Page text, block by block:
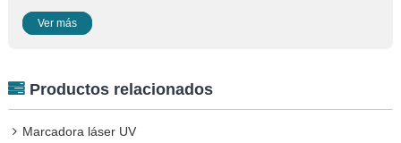
Ver más
Productos relacionados
Marcadora láser UV